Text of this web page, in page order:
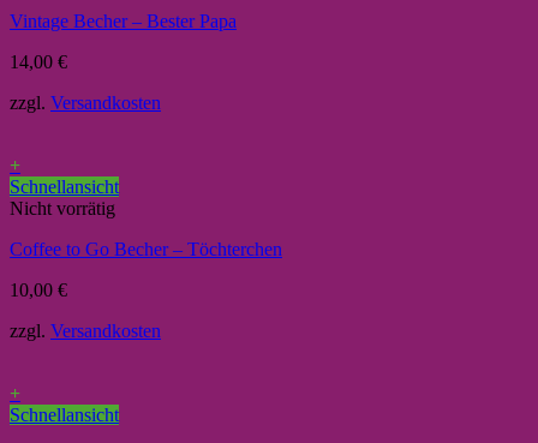
Vintage Becher – Bester Papa
14,00 €
zzgl. Versandkosten
+
Schnellansicht
Nicht vorrätig
Coffee to Go Becher – Töchterchen
10,00 €
zzgl. Versandkosten
+
Schnellansicht